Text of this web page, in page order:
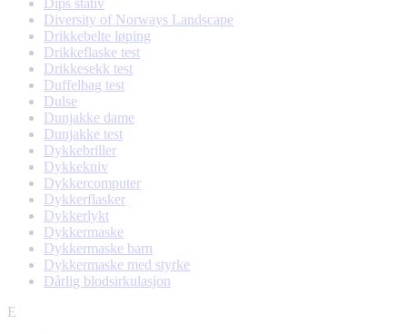
Dips stativ
Diversity of Norways Landscape
Drikkebelte løping
Drikkeflaske test
Drikkesekk test
Duffelbag test
Dulse
Dunjakke dame
Dunjakke test
Dykkebriller
Dykkekniv
Dykkercomputer
Dykkerflasker
Dykkerlykt
Dykkermaske
Dykkermaske barn
Dykkermaske med styrke
Dårlig blodsirkulasjon
E